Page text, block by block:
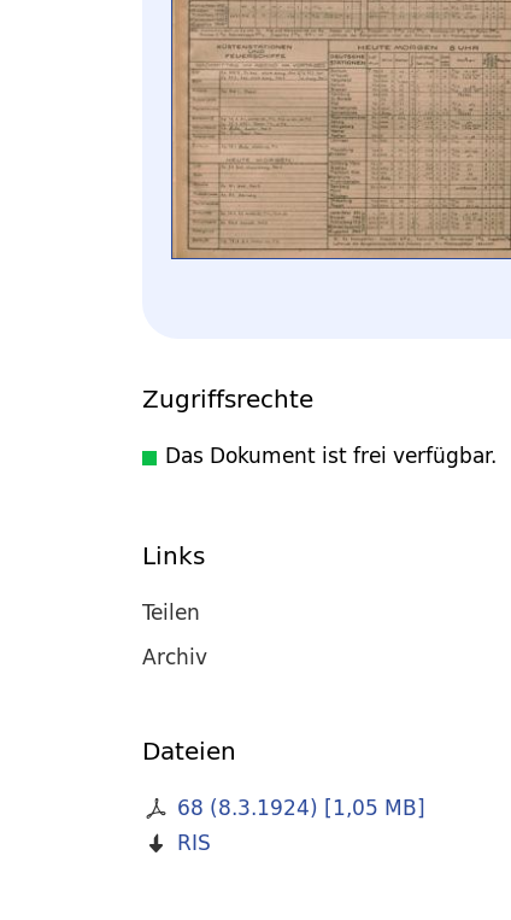
Zugriffsrechte
Das Dokument ist frei verfügbar.
Links
Teilen
Archiv
Dateien
68 (8.3.1924) [1,05 MB]
RIS